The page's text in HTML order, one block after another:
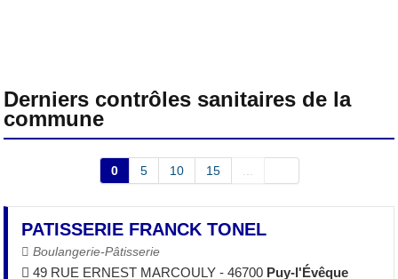
Derniers contrôles sanitaires de la
commune
0 5 10 15
PATISSERIE FRANCK TONEL
Boulangerie-Pâtisserie
49 RUE ERNEST MARCOULY - 46700 Puy-l'Évêque